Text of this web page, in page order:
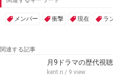
メンバー 衝撃 現在 ラ
関連する記事
月9ドラマの歴代視
kent.n / 9 view